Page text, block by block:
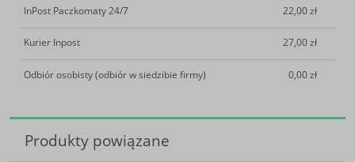
InPost Paczkomaty 24/7 22,00 zł
Kurier Inpost 27,00 zł
Odbiór osobisty(odbiór w siedzibie firmy) 0,00 zł
Produkty powiązane